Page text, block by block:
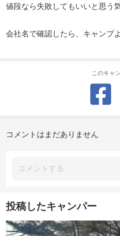
値段なら失敗してもいいと思う
会社名で確認したら、キャンプ
このキャ
コメントはまだありません
投稿したキャンパー